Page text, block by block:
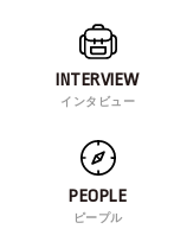
INTERVIEW
インタビュー
PEOPLE
ピープル